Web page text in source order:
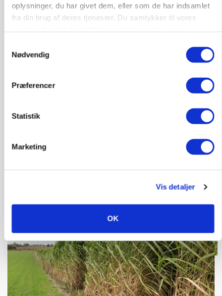
oplysninger, du har givet dem, eller som de har indsamlet
fra din brug af deres tjenester. Du samtykker til vores
Nødvendig
Præferencer
Statistik
Marketing
Vis detaljer
OK
GRISE
Svineproducenter kalder Danish Crowns pris en
MASKINER
Forserie til selvkørende skårlægger afprøves i år
Loading...